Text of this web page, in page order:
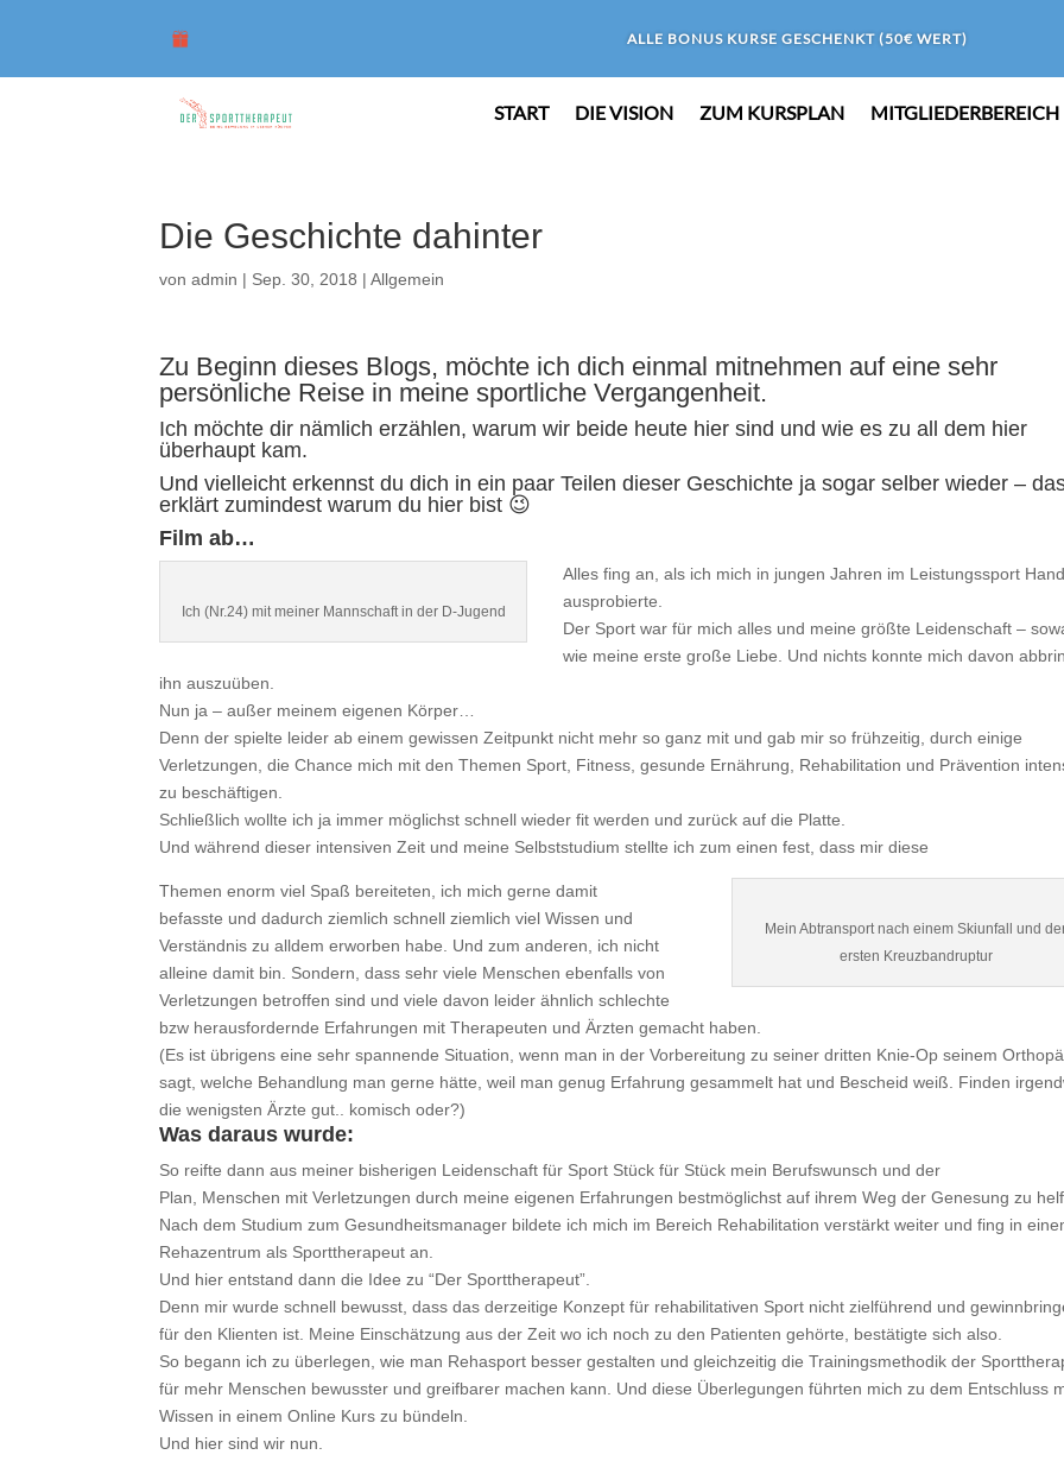
ALLE BONUS KURSE GESCHENKT (50€ WERT)
START DIE VISION ZUM KURSPLAN MITGLIEDERBEREICH
Die Geschichte dahinter
vonadmin | Sep. 30, 2018 |Allgemein
Zu Beginn dieses Blogs, möchte ich dich einmal mitnehmen auf eine sehr
persönliche Reise in meine sportliche Vergangenheit.
Ich möchte dir nämlich erzählen, warum wir beide heute hier sind und wie es zu all dem hier
überhaupt kam.
Und vielleicht erkennst du dich in ein paar Teilen dieser Geschichte ja sogar selber wieder –
erklärt zumindest warum du hier bist 😉
Film ab…
Ich (Nr.24) mit meiner Mannschaft in der D-Jugend
Alles fing an, als ich mich in jungen Jahren im Leistungssport
ausprobierte.
Der Sport war für mich alles und meine größte Leidenschaft –
wie meine erste große Liebe. Und nichts konnte mich davon
ihn auszuüben.
Nun ja – außer meinem eigenen Körper…
Denn der spielte leider ab einem gewissen Zeitpunkt nicht mehr so ganz mit und gab mir so frühzeitig, durch einige
Verletzungen, die Chance mich mit den Themen Sport, Fitness, gesunde Ernährung, Rehabilitation und Prävention
zu beschäftigen.
Schließlich wollte ich ja immer möglichst schnell wieder fit werden und zurück auf die Platte.
Und während dieser intensiven Zeit und meine Selbststudium stellte ich zum einen fest, dass mir diese
Mein Abtransport nach einem Skiunfall und
ersten Kreuzbandruptur
Themen enorm viel Spaß bereiteten, ich mich gerne damit
befasste und dadurch ziemlich schnell ziemlich viel Wissen und
Verständnis zu alldem erworben habe. Und zum anderen, ich nicht
alleine damit bin. Sondern, dass sehr viele Menschen ebenfalls von
Verletzungen betroffen sind und viele davon leider ähnlich schlechte
bzw herausfordernde Erfahrungen mit Therapeuten und Ärzten gemacht haben.
(Es ist übrigens eine sehr spannende Situation, wenn man in der Vorbereitung zu seiner dritten Knie-Op seinem
sagt, welche Behandlung man gerne hätte, weil man genug Erfahrung gesammelt hat und Bescheid weiß. Finden
die wenigsten Ärzte gut.. komisch oder?)
Was daraus wurde:
So reifte dann aus meiner bisherigen Leidenschaft für Sport Stück für Stück mein Berufswunsch und der
Plan, Menschen mit Verletzungen durch meine eigenen Erfahrungen bestmöglichst auf ihrem Weg der Genesung zu
Nach dem Studium zum Gesundheitsmanager bildete ich mich im Bereich Rehabilitation verstärkt weiter und fing in
Rehazentrum als Sporttherapeut an.
Und hier entstand dann die Idee zu “Der Sporttherapeut”.
Denn mir wurde schnell bewusst, dass das derzeitige Konzept für rehabilitativen Sport nicht zielführend und
für den Klienten ist. Meine Einschätzung aus der Zeit wo ich noch zu den Patienten gehörte, bestätigte sich also.
So begann ich zu überlegen, wie man Rehasport besser gestalten und gleichzeitig die Trainingsmethodik der
für mehr Menschen bewusster und greifbarer machen kann. Und diese Überlegungen führten mich zu dem Entschluss
Wissen in einem Online Kurs zu bündeln.
Und hier sind wir nun.